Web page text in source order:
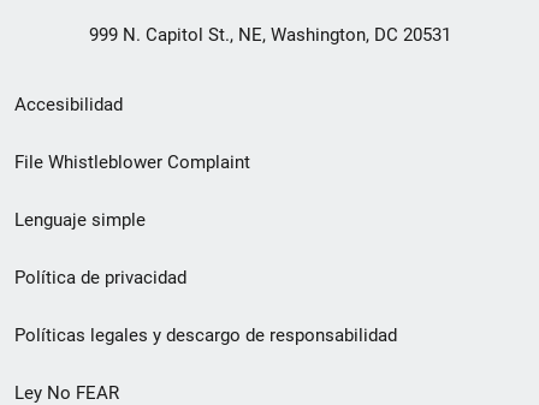
999 N. Capitol St., NE, Washington, DC 20531
Menú
de
de
pie
de
página
Accesibilidad
File Whistleblower Complaint
Lenguaje simple
Política de privacidad
Políticas legales y descargo de responsabilidad
Ley No FEAR